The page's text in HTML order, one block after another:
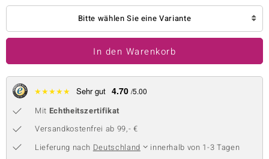
BY DE MELO
Collection
Bitte wählen Sie eine Variante
In den Warenkorb
★★★★★ Sehr gut 4.70 /5.00
Mit Echtheitszertifikat
Versandkostenfrei ab 99,- €
Lieferung nach Deutschland
innerhalb von 1-3 Tagen